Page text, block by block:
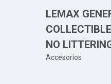
LEMAX
NO
Accesorios